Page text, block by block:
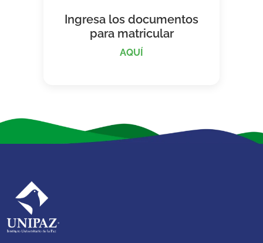
Ingresa los documentos
para matricular
AQUÍ